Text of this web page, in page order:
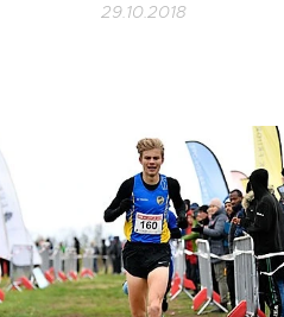
29.10.2018